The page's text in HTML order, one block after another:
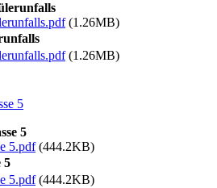
(1.26MB)
(1.26MB)
5
5
5.pdf(444.2KB)
5
5.pdf(444.2KB)